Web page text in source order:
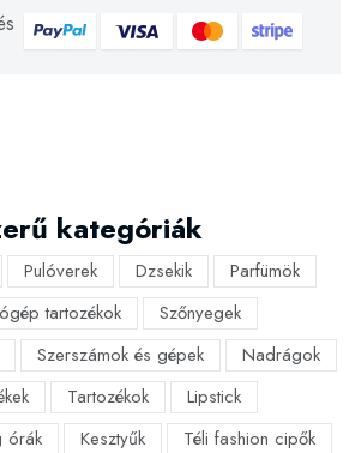
kategóriák
Pulóverek Dzsekik
Parfümök
tartozékok
Szőnyegek
Szerszámok és gépek
Nadrágok
Tartozékok
Lipstick
órák Kesztyűk
Téli fashion cipők